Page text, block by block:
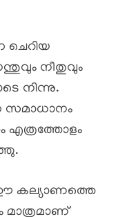
ചെറിയ
നീതുവും
നിന്നു.
സമാധാനം
ഈ കല്യാണത്തെ
മാത്രമാണ്